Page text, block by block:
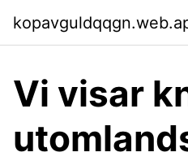
Vi visar